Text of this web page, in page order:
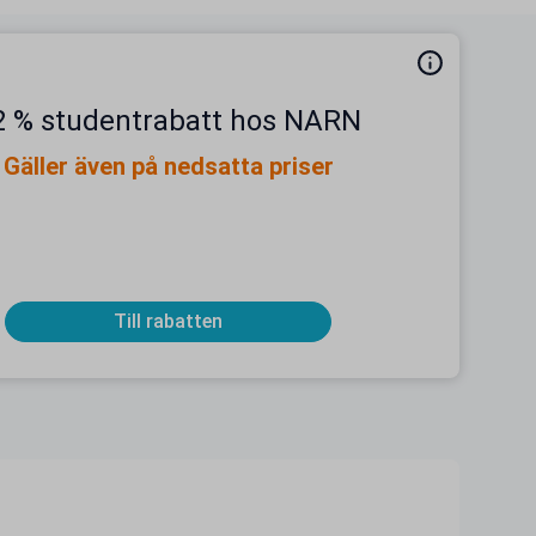
% studentrabatt hos NARN
Gäller även på nedsatta priser
Till rabatten